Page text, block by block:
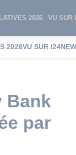
2026 VU SUR
2026VU SUR
Bank
par